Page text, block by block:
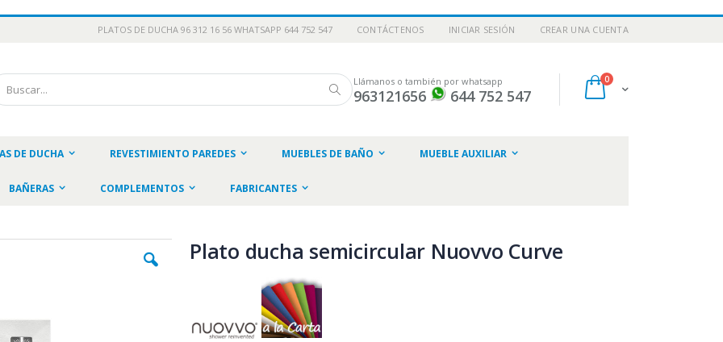
PLATOS DE DUCHA 96 312 16 56 WHATSAPP 644 752 547 CONTÁCTENOS INICIAR SESIÓN CREAR UNA CUENTA
Cart
0artículos
Llámanos o también por whatsapp
963121656 644 752 547
DE DUCHA REVESTIMIENTO PAREDES MUEBLES DE BAÑO MUEBLE AUXILIAR
BAÑERAS COMPLEMENTOS FABRICANTES
Plato ducha semicircular Nuovvo Curve